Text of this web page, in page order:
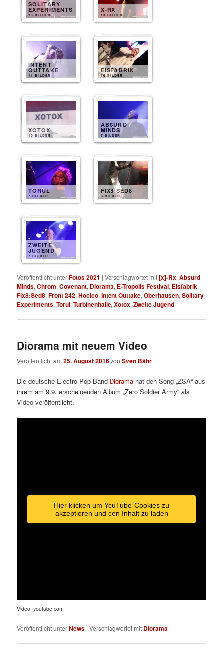
SOLITARY
EXPERIMENTS
13 BILDER
X-RX
13 BILDER
INTENT
OUTTAKE
11 BILDER
EISFABRIK
10 BILDER
XOTOX
10 BILDER
ABSURD
MINDS
7 BILDER
TORUL
7 BILDER
FIX8 SED8
8 BILDER
ZWEITE
JUGEND
7 BILDER
Veröffentlicht unterFotos 2021 |Verschlagwortet mit[x]-Rx,Absurd
Minds,Chrom,Covenant, Diorama, E-Tropolis Festival, Eisfabrik,
Fix8:Sed8,Front 242,Hocico,Intent Outtake,Oberhausen,Solitary
Experiments,Torul,Turbinenhalle,Xotox,Zweite Jugend
Diorama mit neuem Video
Veröffentlicht am25. August 2016vonSven Bähr
Die deutsche Electro-Pop-Band Diorama hat den Song „ZSA“ aus
ihrem am 9.9. erscheinenden Album „Zero Soldier Army“ als
Video veröffentlicht.
Hier klicken um YouTube-Cookies zu
akzeptieren und den Inhalt zu laden
Video: youtube.com
Veröffentlicht unterNews |Verschlagwortet mit Diorama